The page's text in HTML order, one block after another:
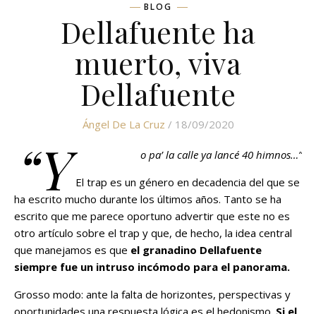
BLOG
Dellafuente ha
muerto, viva
Dellafuente
Ángel De La Cruz / 18/09/2020
“Y
o pa’ la calle ya lancé 40 himnos…”
El trap es un género en decadencia del que se
ha escrito mucho durante los últimos años. Tanto se ha
escrito que me parece oportuno advertir que este no es
otro artículo sobre el trap y que, de hecho, la idea central
que manejamos es que el granadino Dellafuente
siempre fue un intruso incómodo para el panorama.
Grosso modo: ante la falta de horizontes, perspectivas y